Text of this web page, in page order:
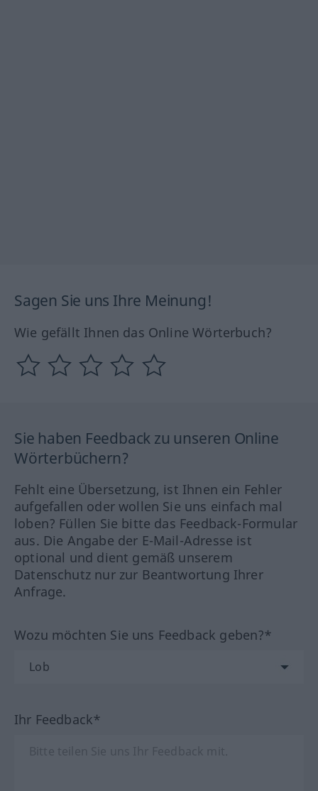
Sagen Sie uns Ihre Meinung!
Wie gefällt Ihnen das Online Wörterbuch?
Sie haben Feedback zu unseren Online
Wörterbüchern?
Fehlt eine Übersetzung, ist Ihnen ein Fehler
aufgefallen oder wollen Sie uns einfach mal
loben? Füllen Sie bitte das Feedback-Formular
aus. Die Angabe der E-Mail-Adresse ist
optional und dient gemäß unserem
Datenschutz nur zur Beantwortung Ihrer
Anfrage.
Wozu möchten Sie uns Feedback geben?*
Ihr Feedback*